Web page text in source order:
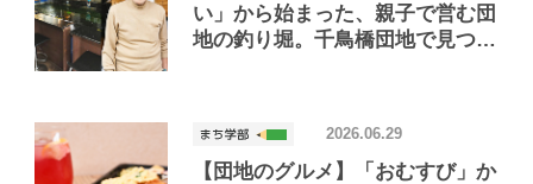
い」から始まった、親子で営む団
地の釣り堀。千鳥橋団地で見つけ
【団地のグルメ】「おむすび」か
2026.06.29